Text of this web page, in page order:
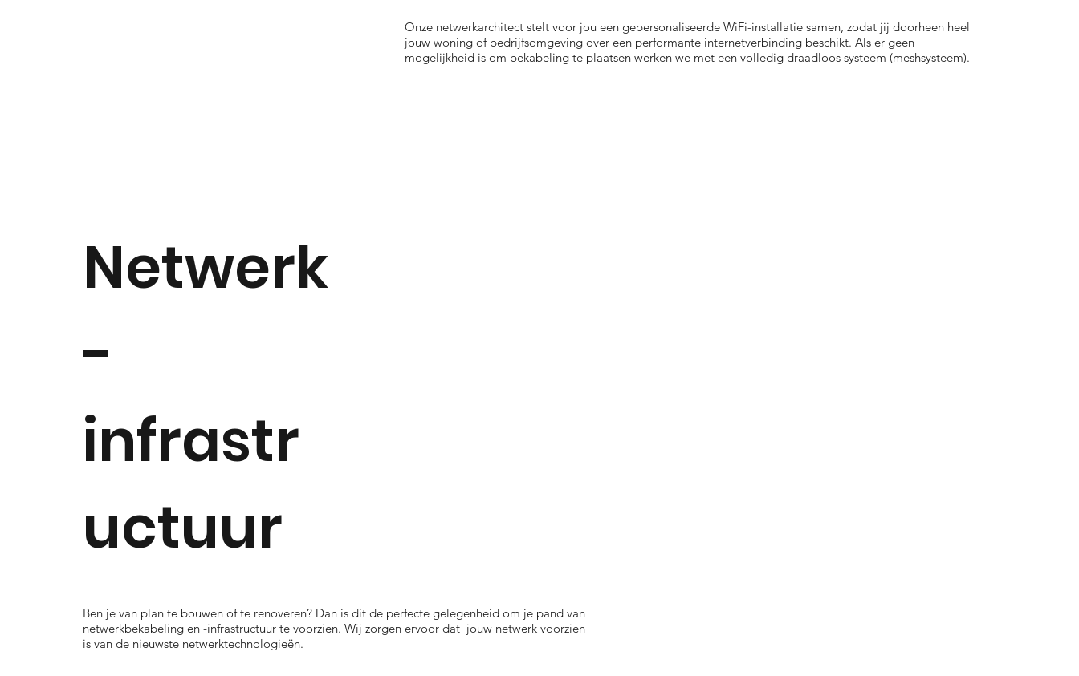
Onze netwerkarchitect stelt voor jou een gepersonaliseerde WiFi-installatie samen, zodat jij doorheen heel
jouw woning of bedrijfsomgeving over een performante internetverbinding beschikt. Als er geen
mogelijkheid is om bekabeling te plaatsen werken we met een volledig draadloos systeem (meshsysteem).
Netwerk
-
infrastr
uctuur
Ben je van plan te bouwen of te renoveren? Dan is dit de perfecte gelegenheid om je pand van
netwerkbekabeling en -infrastructuur te voorzien. Wij zorgen ervoor dat jouw netwerk voorzien
is van de nieuwste netwerktechnologieën.